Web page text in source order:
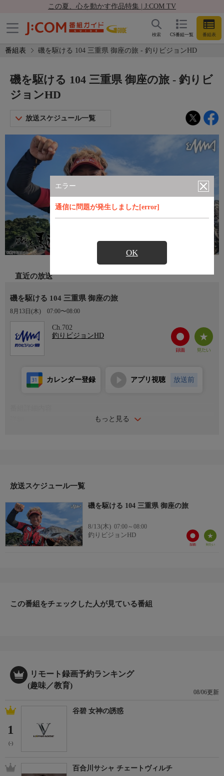
この夏、心を動かす作品特集 | J:COM TV
CS番組一覧 番組表
検索
番組表 磯を駆ける 104 三重県 御座の旅 - 釣りビジョンHD
エラー
通信に問題が発生しました[error]
OK
磯を駆ける 104 三重県 御座の旅 - 釣りビ
ジョンHD
放送スケジュール一覧
直近の放送
磯を駆ける 104 三重県 御座の旅
8月13日(木) 07:00〜08:00
Ch.702
釣りビジョンHD
もっと見る
カレンダー登録 アプリ視聴 放送前
場。果たして、その旅の行く末は！？
放送スケジュール一覧
磯を駆ける 104 三重県 御座の旅
8/13(木) 07:00～08:00
釣りビジョンHD
この番組をチェックした人が見ている番組
リモート録画予約ランキング
(趣味／教育)
08/06更新
1
(-)
谷碧 女神の誘惑
百合川サシャ チェートヴィルチ